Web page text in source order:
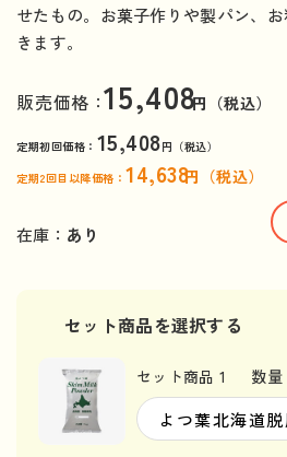
せたもの。お菓子作りや製パン、
きます。
販売価格：15,408円（税込）
定期初回価格： 15,408円（税込）
定期2回目以降価格： 14,638円（税込）
在庫： あり
セット商品を選択する
セット商品 1 数量